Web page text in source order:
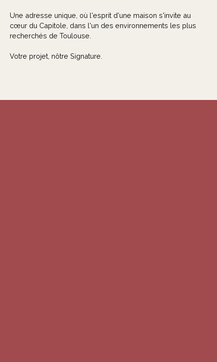
Une adresse unique, où l'esprit d'une maison s'invite au
cœur du Capitole, dans l'un des environnements les plus
recherchés de Toulouse.
Votre projet, nôtre Signature.